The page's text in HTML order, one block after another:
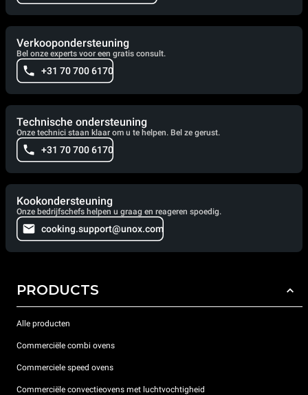
Verkoopondersteuning
Bel onze experts voor een gratis consult.
+31 70 700 6170
Technische ondersteuning
Onze technici staan klaar om u te helpen. Bel ze gerust.
+31 70 700 6170
Kookondersteuning
Onze bedrijfschefs helpen u graag en reageren spoedig.
cooking.support@unox.com
PRODUCTS
Alle producten
Commerciële combi ovens
Commerciele speed ovens
Commerciële convectieovens met luchtvochtigheid